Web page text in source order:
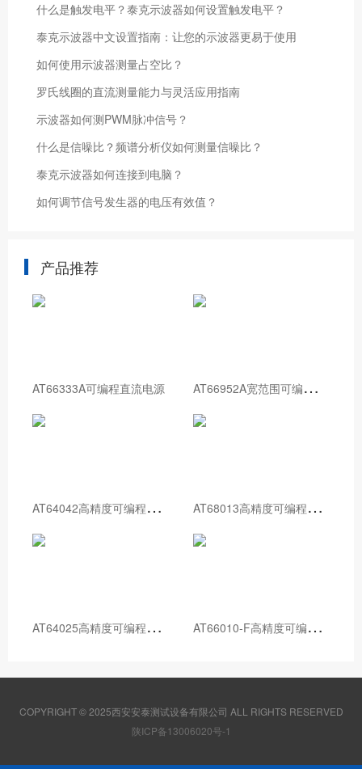
什么是触发电平？泰克示波器如何设置触发电平？
泰克示波器中文设置指南：让您的示波器更易于使用
如何使用示波器测量占空比？
罗氏线圈的直流测量能力与灵活应用指南
示波器如何测PWM脉冲信号？
什么是信噪比？频谱分析仪如何测量信噪比？
泰克示波器如何连接到电脑？
如何调节信号发生器的电压有效值？
产品推荐
AT66333A可编程直流电源 A
T66952A宽范围可编程直流电源
A
T64042高精度可编程直流电源 A
T68013高精度可编程直流电源
A
T64025高精度可编程直流电源 A
T66010-F高精度可编程直流电源
COPYRIGHT © 2025西安安泰测试设备有限公司 ALL RIGHTS RESERVED
陕ICP备13006020号-1